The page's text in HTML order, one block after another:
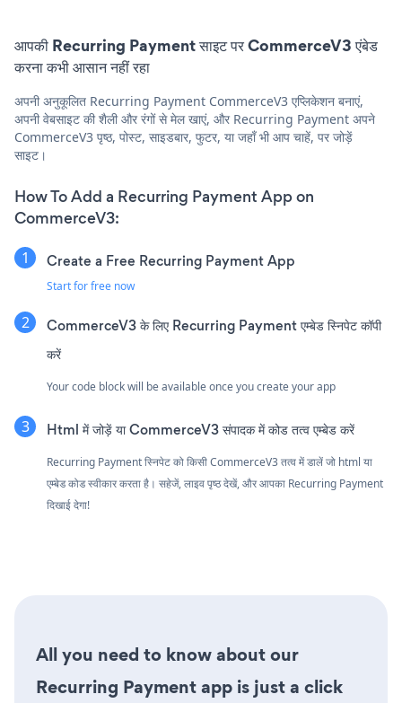
आपकी Recurring Payment साइट पर CommerceV3 एंबेड
करना कभी आसान नहीं रहा
अपनी अनुकूलित Recurring Payment CommerceV3 एप्लिकेशन बनाएं,
अपनी वेबसाइट की शैली और रंगों से मेल खाएं, और Recurring Payment अपने
CommerceV3 पृष्ठ, पोस्ट, साइडबार, फुटर, या जहाँ भी आप चाहें, पर जोड़ें
साइट।
How To Add a Recurring Payment App on
CommerceV3:
Create a Free Recurring Payment App
Start for free now
CommerceV3 के लिए Recurring Payment एम्बेड स्निपेट कॉपी
करें
Your code block will be available once you create your app
Html में जोड़ें या CommerceV3 संपादक में कोड तत्व एम्बेड करें
Recurring Payment स्निपेट को किसी CommerceV3 तत्व में डालें जो html या
एम्बेड कोड स्वीकार करता है। सहेजें, लाइव पृष्ठ देखें, और आपका Recurring Payment
दिखाई देगा!
All you need to know about our
Recurring Payment app is just a click